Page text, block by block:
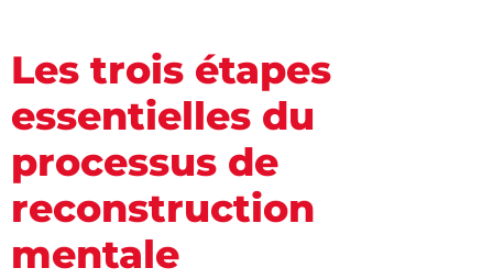
Les trois étapes
essentielles du
processus de
reconstruction
mentale